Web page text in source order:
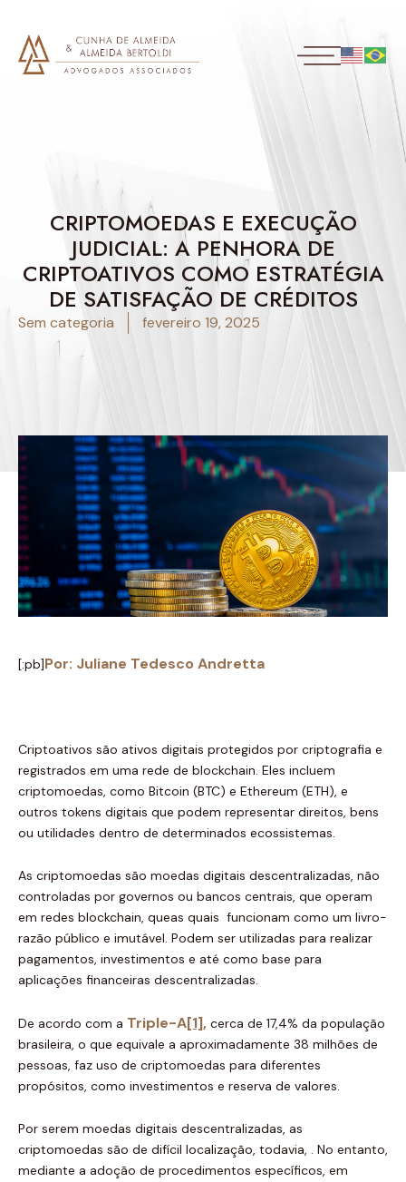
CRIPTOMOEDAS E EXECUÇÃO
JUDICIAL: A PENHORA DE
CRIPTOATIVOS COMO ESTRATÉGIA
DE SATISFAÇÃO DE CRÉDITOS
Sem categoria fevereiro 19, 2025
[:pb]Por: Juliane Tedesco Andretta
Criptoativos são ativos digitais protegidos por criptografia e
registrados em uma rede de blockchain. Eles incluem
criptomoedas, como Bitcoin (BTC) e Ethereum (ETH), e
outros tokens digitais que podem representar direitos, bens
ou utilidades dentro de determinados ecossistemas.
As criptomoedas são moedas digitais descentralizadas, não
controladas por governos ou bancos centrais, que operam
em redes blockchain, queas quais funcionam como um livro-
razão público e imutável. Podem ser utilizadas para realizar
pagamentos, investimentos e até como base para
aplicações financeiras descentralizadas.
De acordo com a Triple-A[1], cerca de 17,4% da população
brasileira, o que equivale a aproximadamente 38 milhões de
pessoas, faz uso de criptomoedas para diferentes
propósitos, como investimentos e reserva de valores.
Por serem moedas digitais descentralizadas, as
criptomoedas são de difícil localização, todavia, . No entanto,
mediante a adoção de procedimentos específicos, em